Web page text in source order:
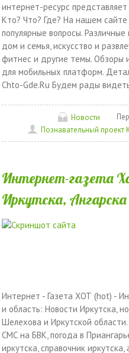
интернет-ресурс
Кто? Что? Где? На нашем
популярные вопросы.
дом и семья, искусство и
фитнес и другие темы. Обзоры
для мобильных платформ.
Chto-Gde.Ru Будем рады
Новости
Познавательный проект
Интернет-газета
Иркутска,
Интернет - Газета ХОТ (hot) -
и область: Новости Иркутска,
Шелехова и Иркутской
СМС на БВК, погода в
иркутска, справочник